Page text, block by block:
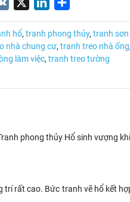
hổ, tranh phong thủy, tranh
nhà chung cư, tranh treo nhà ống
làm việc, tranh treo tường
phong thủy Hổ sinh vượng
rất cao. Bức tranh vẽ hổ kết